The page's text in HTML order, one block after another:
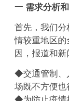
一 需求分析
首先，我们
情较重地区
因，报道和新
◆交通管制、
场既不方便也